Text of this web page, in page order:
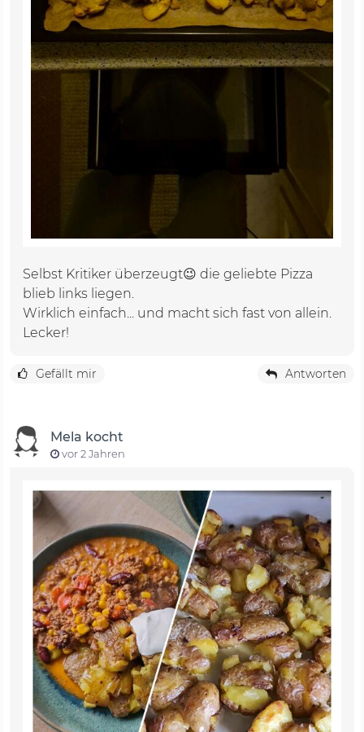
Selbst Kritiker überzeugt😉 die geliebte Pizza
blieb links liegen.
Wirklich einfach... und macht sich fast von allein.
Lecker!
Gefällt mir Antworten
Mela kocht
vor 2 Jahren